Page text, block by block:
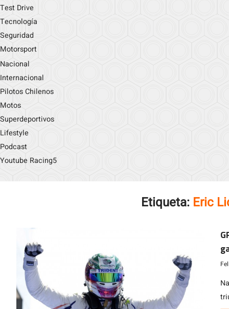
Test Drive
Tecnología
Seguridad
Motorsport
Nacional
Internacional
Pilotos Chilenos
Motos
Superdeportivos
Lifestyle
Podcast
Youtube Racing5
Etiqueta: Eric